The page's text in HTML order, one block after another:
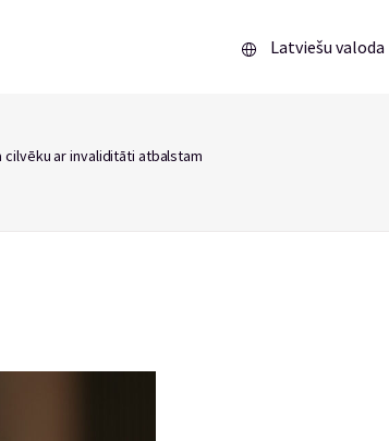
Latviešu valoda
cilvēku ar invaliditāti atbalstam